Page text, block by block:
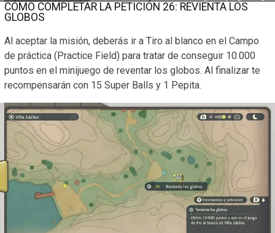
CÓMO COMPLETAR LA PETICIÓN 26: REVIENTA LOS
GLOBOS
Al aceptar la misión, deberás ir a Tiro al blanco en el Campo
de práctica (Practice Field) para tratar de conseguir 10.000
puntos en el minijuego de reventar los globos. Al finalizar te
recompensarán con 15 Super Balls y 1 Pepita.